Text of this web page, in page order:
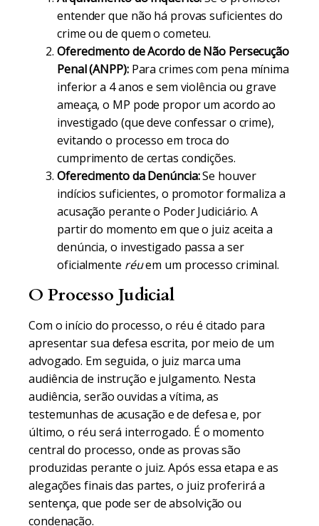
entender que não há provas suficientes do
crime ou de quem o cometeu.
Oferecimento de Acordo de Não Persecução
Penal (ANPP):Para crimes com pena mínima
inferior a 4 anos e sem violência ou grave
ameaça, o MP pode propor um acordo ao
investigado (que deve confessar o crime),
evitando o processo em troca do
cumprimento de certas condições.
Oferecimento da Denúncia:Se houver
indícios suficientes, o promotor formaliza a
acusação perante o Poder Judiciário. A
partir do momento em que o juiz aceita a
denúncia, o investigado passa a ser
oficialmente réuem um processo criminal.
O Processo Judicial
Com o início do processo, o réu é citado para
apresentar sua defesa escrita, por meio de um
advogado. Em seguida, o juiz marca uma
audiência de instrução e julgamento. Nesta
audiência, serão ouvidas a vítima, as
testemunhas de acusação e de defesa e, por
último, o réu será interrogado. É o momento
central do processo, onde as provas são
produzidas perante o juiz. Após essa etapa e as
alegações finais das partes, o juiz proferirá a
sentença, que pode ser de absolvição ou
condenação.